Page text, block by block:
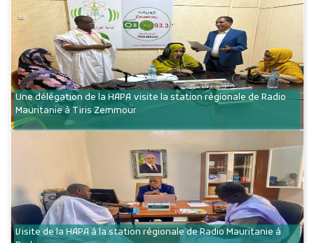
Une délégation de la HAPA visite la station régionale de Radio
Mauritanie à Tiris Zemmour
Visite de la HAPA à la station régionale de Radio Mauritanie à